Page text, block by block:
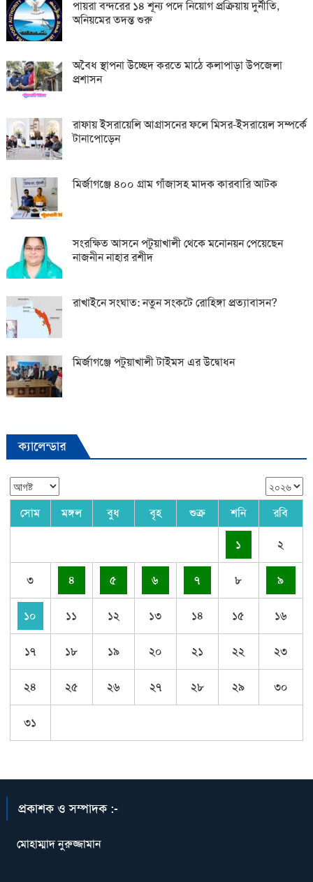
পায়রা বন্দরের ১৪ শূন্য পদে নিয়োগ প্রক্রিয়ায় দুর্নীতি,
অনিয়মের তদন্ত শুরু
অবৈধ স্থাপনা উচ্ছেদ করতে মাঠে কলাপাড়া উপজেলা
প্রশাসন
রাফায় ইসরায়েলি আগ্রাসনের ফলে মিসর-ইসরায়েল সম্পর্কে
টানাপোড়েন
মির্জাগঞ্জে ৪০০ গ্রাম গাঁজাসহ মাদক কারবারি আটক
সংরক্ষিত আসনে পটুয়াখালী থেকে মনোনয়ন পেয়েছেন
নাজনীন নাহার রশীদ
রাখাইনে সংঘাত: নতুন সংকটে রোহিঙ্গা প্রত্যাবাসন?
মির্জাগঞ্জে পটুয়াখালী টাইমস এর উদ্বোধন
ক্যালেন্ডার
সোম মঙ্গল বুধ বৃহ শুক্র শনি রবি
১ ২
৩ ৪ ৫ ৬ ৭ ৮ ৯
১০ ১১ ১২ ১৩ ১৪ ১৫ ১৬
১৭ ১৮ ১৯ ২০ ২১ ২২ ২৩
২৪ ২৫ ২৬ ২৭ ২৮ ২৯ ৩০
৩১
প্রকাশক ও সম্পাদক :-
মোহাম্মাদ নুরুজ্জামান